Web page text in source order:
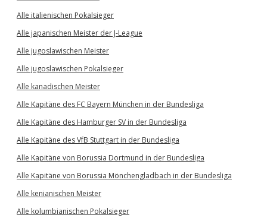
Alle italienischen Pokalsieger
Alle japanischen Meister der J-League
Alle jugoslawischen Meister
Alle jugoslawischen Pokalsieger
Alle kanadischen Meister
Alle Kapitäne des FC Bayern München in der Bundesliga
Alle Kapitäne des Hamburger SV in der Bundesliga
Alle Kapitäne des VfB Stuttgart in der Bundesliga
Alle Kapitäne von Borussia Dortmund in der Bundesliga
Alle Kapitäne von Borussia Mönchengladbach in der Bundesliga
Alle kenianischen Meister
Alle kolumbianischen Pokalsieger